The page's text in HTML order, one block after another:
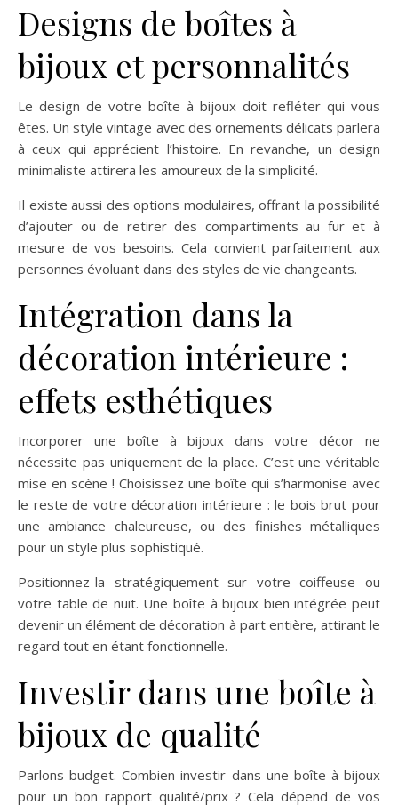
Designs de boîtes à
bijoux et personnalités
Le design de votre boîte à bijoux doit refléter qui vous
êtes. Un style vintage avec des ornements délicats parlera
à ceux qui apprécient l’histoire. En revanche, un design
minimaliste attirera les amoureux de la simplicité.
Il existe aussi des options modulaires, offrant la possibilité
d’ajouter ou de retirer des compartiments au fur et à
mesure de vos besoins. Cela convient parfaitement aux
personnes évoluant dans des styles de vie changeants.
Intégration dans la
décoration intérieure :
effets esthétiques
Incorporer une boîte à bijoux dans votre décor ne
nécessite pas uniquement de la place. C’est une véritable
mise en scène ! Choisissez une boîte qui s’harmonise avec
le reste de votre décoration intérieure : le bois brut pour
une ambiance chaleureuse, ou des finishes métalliques
pour un style plus sophistiqué.
Positionnez-la stratégiquement sur votre coiffeuse ou
votre table de nuit. Une boîte à bijoux bien intégrée peut
devenir un élément de décoration à part entière, attirant le
regard tout en étant fonctionnelle.
Investir dans une boîte à
bijoux de qualité
Parlons budget. Combien investir dans une boîte à bijoux
pour un bon rapport qualité/prix ? Cela dépend de vos